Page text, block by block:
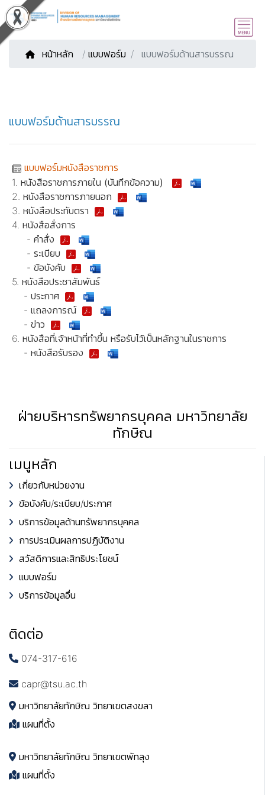
หน้าหลัก / แบบฟอร์ม แบบฟอร์มด้านสารบรรณ
แบบฟอร์มด้านสารบรรณ
แบบฟอร์มหนังสือราชการ
1. หนังสือราชการภายใน (บันทึกข้อความ)
2. หนังสือราชการภายนอก
3. หนังสือประทับตรา
4. หนังสือสั่งการ
- คำสั่ง
- ระเบียบ
- ข้อบังคับ
5. หนังสือประชาสัมพันธ์
- ประกาศ
- แถลงการณ์
- ข่าว
6. หนังสือที่เจ้าหน้าที่ทำขึ้น หรือรับไว้เป็นหลักฐานในราชการ
- หนังสือรับรอง
ฝ่ายบริหารทรัพยากรบุคคล มหาวิทยาลัย
ทักษิณ
เมนูหลัก
เกี่ยวกับหน่วยงาน
ข้อบังคับ/ระเบียบ/ประกาศ
บริการข้อมูลด้านทรัพยากรบุคคล
การประเมินผลการปฏิบัติงาน
สวัสดิการและสิทธิประโยชน์
แบบฟอร์ม
บริการข้อมูลอื่น
ติดต่อ
074-317-616
capr@tsu.ac.th
มหาวิทยาลัยทักษิณ วิทยาเขตสงขลา
แผนที่ตั้ง
มหาวิทยาลัยทักษิณ วิทยาเขตพัทลุง
แผนที่ตั้ง